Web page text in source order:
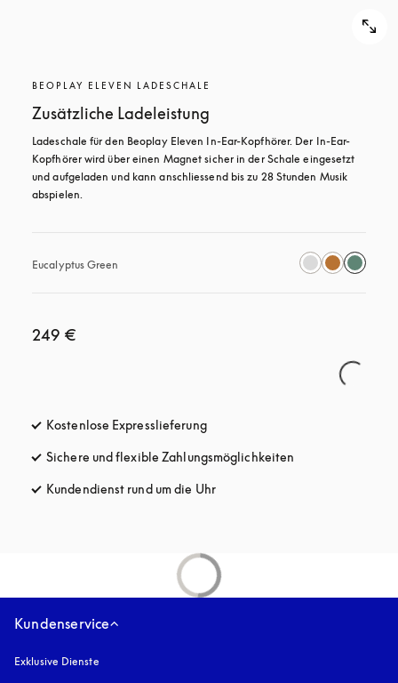
BEOPLAY ELEVEN LADESCHALE
Zusätzliche Ladeleistung
Ladeschale für den Beoplay Eleven In-Ear-Kopfhörer. Der In-Ear-
Kopfhörer wird über einen Magnet sicher in der Schale eingesetzt
und aufgeladen und kann anschliessend bis zu 28 Stunden Musik
abspielen.
Eucalyptus Green
249 €
Kostenlose Expresslieferungöffnet sich in einem neuen Tab
Sichere und flexible Zahlungsmöglichkeiten
Kundendienst rund um die Uhröffnet sich in einem neuen Tab
Kundenservice
Exklusive Dienste